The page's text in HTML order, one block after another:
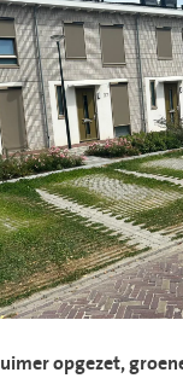
opgezet,